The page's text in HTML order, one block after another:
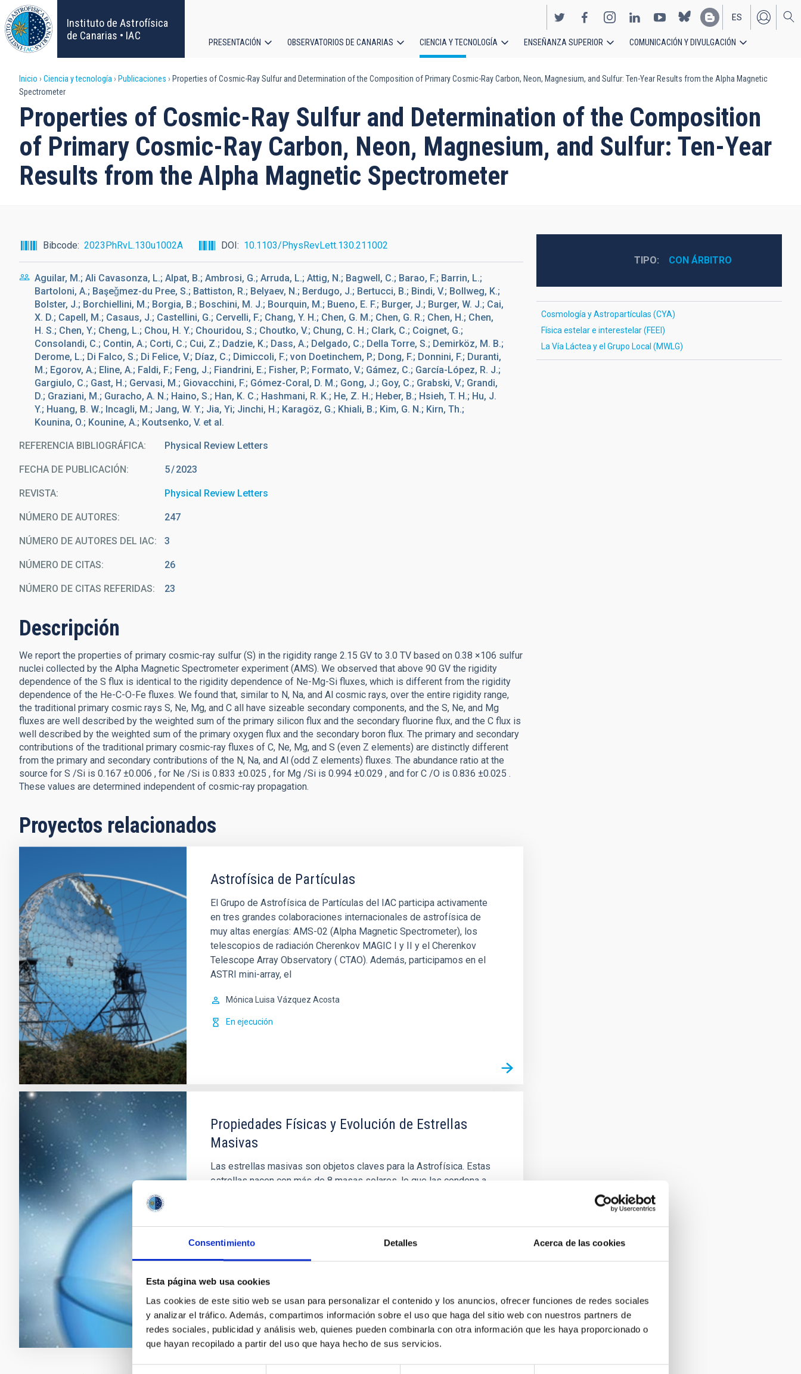
Consentimiento Detalles Acerca de las cookies
Esta página web usa cookies
Las cookies de este sitio web se usan para personalizar el contenido y los anuncios, ofrecer funciones de redes sociales
y analizar el tráfico. Además, compartimos información sobre el uso que haga del sitio web con nuestros partners de
redes sociales, publicidad y análisis web, quienes pueden combinarla con otra información que les haya proporcionado o
que hayan recopilado a partir del uso que haya hecho de sus servicios.
Pasar
al
contenido
principal
Instituto de Astrofísica
de Canarias • IAC
EN
ES
principal
PRESENTACIÓN OBSERVATORIOS DE CANARIAS CIENCIA Y TECNOLOGÍA ENSEÑANZA SUPERIOR COMUNICACIÓN Y DIVULGACIÓN
Sobrescribir
enlaces
de
ayuda
a
navegación
Inicio Ciencia y tecnología Publicaciones
Properties of Cosmic-Ray Sulfur and Determination of the Composition of Primary Cosmic-Ray Carbon, Neon, Magnesium, and Sulfur: Ten-Year Results from the Alpha Magnetic
Spectrometer
Properties of Cosmic-Ray Sulfur and Determination of the Composition
of Primary Cosmic-Ray Carbon, Neon, Magnesium, and Sulfur: Ten-Year
Results from the Alpha Magnetic Spectrometer
Bibcode 2023PhRvL.130u1002A DOI 10.1103/PhysRevLett.130.211002
Aguilar, M.; Ali Cavasonza, L.; Alpat, B.; Ambrosi, G.; Arruda, L.; Attig, N.; Bagwell, C.; Barao, F.; Barrin, L.;
Bartoloni, A.; Başeǧmez-du Pree, S.; Battiston, R.; Belyaev, N.; Berdugo, J.; Bertucci, B.; Bindi, V.; Bollweg, K.;
Bolster, J.; Borchiellini, M.; Borgia, B.; Boschini, M. J.; Bourquin, M.; Bueno, E. F.; Burger, J.; Burger, W. J.; Cai,
X. D.; Capell, M.; Casaus, J.; Castellini, G.; Cervelli, F.; Chang, Y. H.; Chen, G. M.; Chen, G. R.; Chen, H.; Chen,
H. S.; Chen, Y.; Cheng, L.; Chou, H. Y.; Chouridou, S.; Choutko, V.; Chung, C. H.; Clark, C.; Coignet, G.;
Consolandi, C.; Contin, A.; Corti, C.; Cui, Z.; Dadzie, K.; Dass, A.; Delgado, C.; Della Torre, S.; Demirköz, M. B.;
Derome, L.; Di Falco, S.; Di Felice, V.; Díaz, C.; Dimiccoli, F.; von Doetinchem, P.; Dong, F.; Donnini, F.; Duranti,
M.; Egorov, A.; Eline, A.; Faldi, F.; Feng, J.; Fiandrini, E.; Fisher, P.; Formato, V.; Gámez, C.; García-López, R. J.;
Gargiulo, C.; Gast, H.; Gervasi, M.; Giovacchini, F.; Gómez-Coral, D. M.; Gong, J.; Goy, C.; Grabski, V.; Grandi,
D.; Graziani, M.; Guracho, A. N.; Haino, S.; Han, K. C.; Hashmani, R. K.; He, Z. H.; Heber, B.; Hsieh, T. H.; Hu, J.
Y.; Huang, B. W.; Incagli, M.; Jang, W. Y.; Jia, Yi; Jinchi, H.; Karagöz, G.; Khiali, B.; Kim, G. N.; Kirn, Th.;
Kounina, O.; Kounine, A.; Koutsenko, V. et al.
REFERENCIA BIBLIOGRÁFICA Physical Review Letters
FECHA DE PUBLICACIÓN: 5 2023
REVISTA Physical Review Letters
NÚMERO DE AUTORES 247
NÚMERO DE AUTORES DEL IAC 3
NÚMERO DE CITAS 26
NÚMERO DE CITAS REFERIDAS 23
Descripción
We report the properties of primary cosmic-ray sulfur (S) in the rigidity range 2.15 GV to 3.0 TV based on 0.38 ×106 sulfur
nuclei collected by the Alpha Magnetic Spectrometer experiment (AMS). We observed that above 90 GV the rigidity
dependence of the S flux is identical to the rigidity dependence of Ne-Mg-Si fluxes, which is different from the rigidity
dependence of the He-C-O-Fe fluxes. We found that, similar to N, Na, and Al cosmic rays, over the entire rigidity range,
the traditional primary cosmic rays S, Ne, Mg, and C all have sizeable secondary components, and the S, Ne, and Mg
fluxes are well described by the weighted sum of the primary silicon flux and the secondary fluorine flux, and the C flux is
well described by the weighted sum of the primary oxygen flux and the secondary boron flux. The primary and secondary
contributions of the traditional primary cosmic-ray fluxes of C, Ne, Mg, and S (even Z elements) are distinctly different
from the primary and secondary contributions of the N, Na, and Al (odd Z elements) fluxes. The abundance ratio at the
source for S /Si is 0.167 ±0.006 , for Ne /Si is 0.833 ±0.025 , for Mg /Si is 0.994 ±0.029 , and for C /O is 0.836 ±0.025 .
These values are determined independent of cosmic-ray propagation.
Proyectos relacionados
Astrofísica de Partículas
El Grupo de Astrofísica de Partículas del IAC participa activamente
en tres grandes colaboraciones internacionales de astrofísica de
muy altas energías: AMS-02 (Alpha Magnetic Spectrometer), los
telescopios de radiación Cherenkov MAGIC I y II y el Cherenkov
Telescope Array Observatory ( CTAO). Además, participamos en el
ASTRI mini-array, el
Mónica Luisa Vázquez Acosta
En ejecución
Propiedades Físicas y Evolución de Estrellas
Masivas
Las estrellas masivas son objetos claves para la Astrofísica. Estas
estrellas nacen con más de 8 masas solares, lo que las condena a
su núcleo y, en determinadas fases evolutivas, emiten gran cantidad
Sergio Simón Díaz
En ejecución
TIPO CON ÁRBITRO
Cosmología y Astropartículas (CYA)
Física estelar e interestelar (FEEI)
La Vía Láctea y el Grupo Local (MWLG)